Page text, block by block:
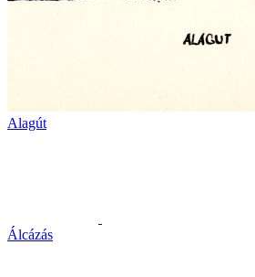
Alagút
Álcázás